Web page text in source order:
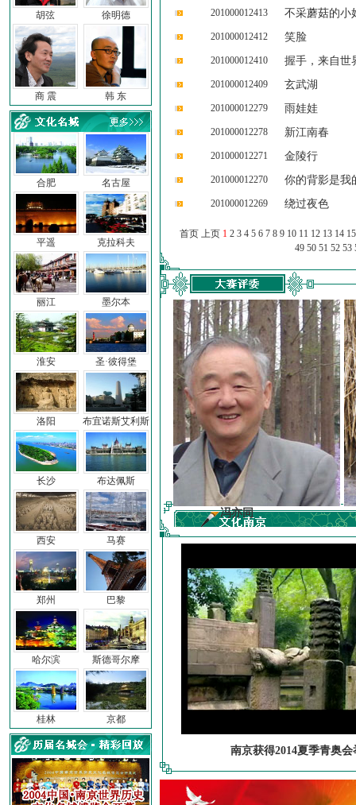
胡弦 徐明德
商 震 韩 东
合肥
平遥
丽江
淮安
洛阳
长沙
西安
郑州
哈尔滨
桂林
名古屋
克拉科夫
墨尔本
圣·彼得堡
布宜诺斯艾利斯
布达佩斯
马赛
巴黎
斯德哥尔摩
京都
201000012413 不采蘑菇的小
201000012412 笑脸
201000012410 握手，来自世
201000012409 玄武湖
201000012279 雨娃娃
201000012278 新江南春
201000012271 金陵行
201000012270 你的背影是我
201000012269 绕过夜色
首页 上页 1 2 3 4 5 6 7 8 9 10 11 12 13 14 15
49 50 51 52 53
冯亦同
南京获得2014夏季青奥会